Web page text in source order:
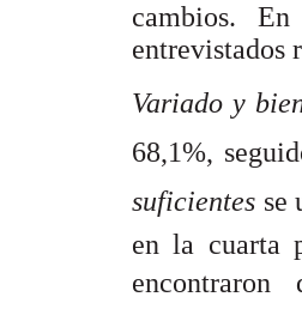
cambios.
entrevistados
Variado y
68,1%,
suficientes se
en la cuarta